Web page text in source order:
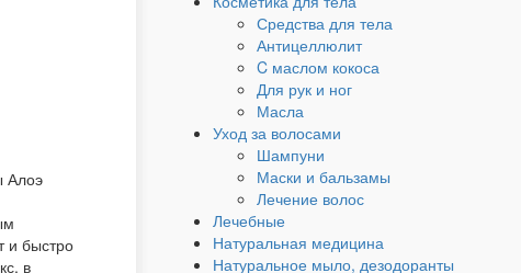
Алоэ
и быстро
в
Средства для тела
Антицеллюлит
C маслом кокоса
Для рук и ног
Масла
Уход за волосами
Шампуни
Маски и бальзамы
Лечение волос
Лечебные
Натуральная медицина
Натуральное мыло, дезодоранты